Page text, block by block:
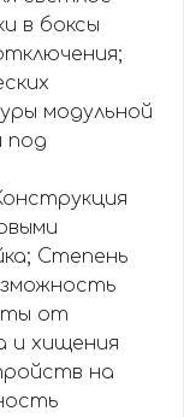
в боксы
модульной
под
Степень
от
и хищения
на